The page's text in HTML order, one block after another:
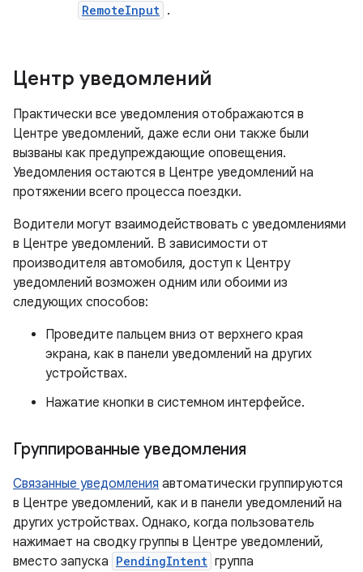
RemoteInput .
Центр уведомлений
Практически все уведомления отображаются в
Центре уведомлений, даже если они также были
вызваны как предупреждающие оповещения.
Уведомления остаются в Центре уведомлений на
протяжении всего процесса поездки.
Водители могут взаимодействовать с уведомлениями
в Центре уведомлений. В зависимости от
производителя автомобиля, доступ к Центру
уведомлений возможен одним или обоими из
следующих способов:
Проведите пальцем вниз от верхнего края
экрана, как в панели уведомлений на других
устройствах.
Нажатие кнопки в системном интерфейсе.
Группированные уведомления
Связанные уведомления автоматически группируются
в Центре уведомлений, как и в панели уведомлений на
других устройствах. Однако, когда пользователь
нажимает на сводку группы в Центре уведомлений,
вместо запуска PendingIntent группа